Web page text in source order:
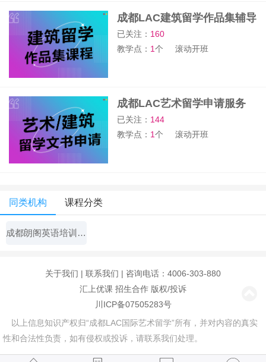
成都LAC建筑留学作品集辅导
班
已关注： 160
教学点： 1个 滚动开班
成都LAC艺术留学申请服务
已关注： 144
教学点： 1个 滚动开班
同类机构 课程分类
成都朗阁英语培训中心
关于我们 | 联系我们 | 咨询电话：4006-303-880
汇上优课 招生合作 版权/投诉
川ICP备07505283号
以上信息知识产权归“成都LAC国际艺术留学”所有，并对内容的真实
性和合法性负责，如有侵权或投诉，请联系我们处理。